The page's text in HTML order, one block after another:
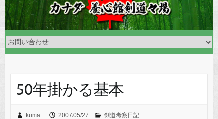
50年掛かる基本
kuma 2007/05/27 剣道考察日記